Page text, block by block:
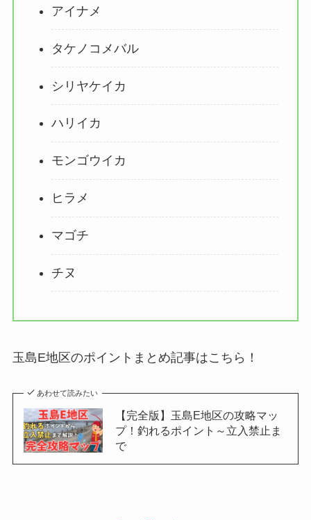
アイナメ
タケノコメバル
シリヤケイカ
ハリイカ
モンゴウイカ
ヒラメ
マゴチ
チヌ
玉島E地区のポイントまとめ記事はこちら！
あわせて読みたい
【完全版】玉島E地区の攻略マッ
プ！釣れるポイント～立入禁止ま
で